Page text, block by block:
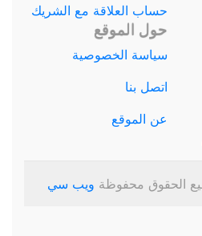
حساب العلاقة مع الشريك
حول الموقع
سياسة الخصوصية
اتصل بنا
عن الموقع
ويب سي